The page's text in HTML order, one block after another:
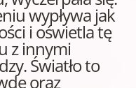
wypływa jak
i oświetla tę
z innymi
Światło to
oraz